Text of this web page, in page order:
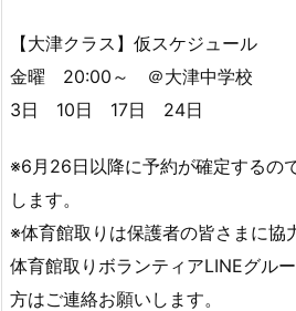
【大津クラス】仮スケジュール
金曜 20:00～ ＠大津中学校
3日 10日 17日 24日
※6月26日以降に予約が確定するの
します。
※体育館取りは保護者の皆さまに協
体育館取りボランティアLINEグル
方はご連絡お願いします。